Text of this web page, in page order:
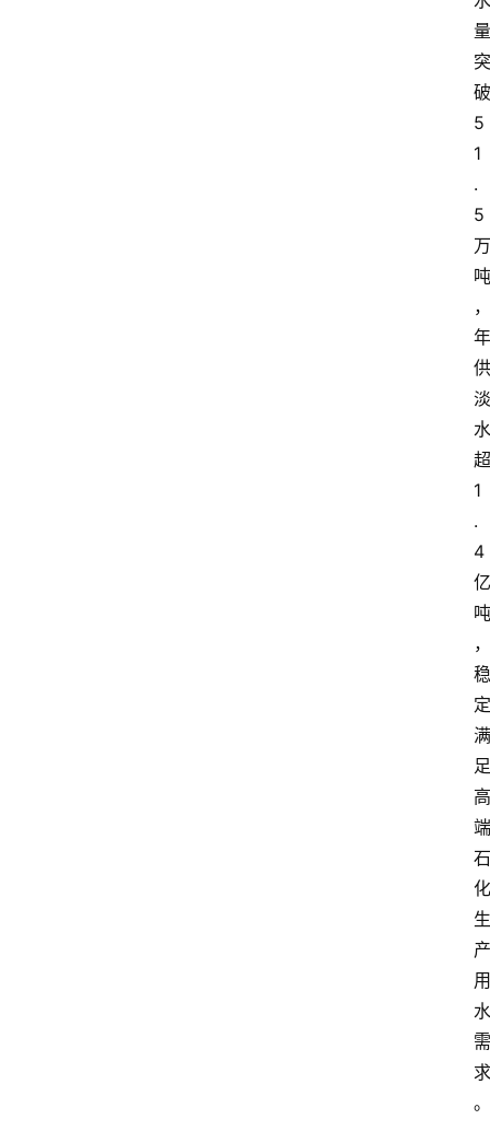
量
突
破
5
1
.
5
万
吨
，
年
供
淡
水
超
1
.
4
亿
吨
，
稳
定
满
足
高
端
石
化
生
产
用
水
需
求
。